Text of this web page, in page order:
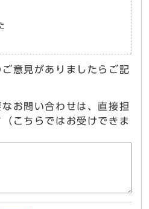
意見がありましたらご記
なお問い合わせは、直接担
こちらではお受けできま